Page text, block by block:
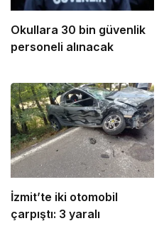
Okullara 30 bin güvenlik
personeli alınacak
İzmit’te iki otomobil
çarpıştı: 3 yaralı